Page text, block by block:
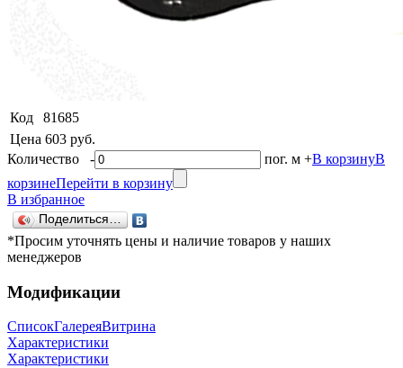
Код
81685
Цена 603 руб.
Количество - пог. м +В корзинуВ
корзинеПерейти в корзину
В избранное
Поделиться…
*Просим уточнять цены и наличие товаров у наших
менеджеров
Модификации
СписокГалереяВитрина
Характеристики
Характеристики